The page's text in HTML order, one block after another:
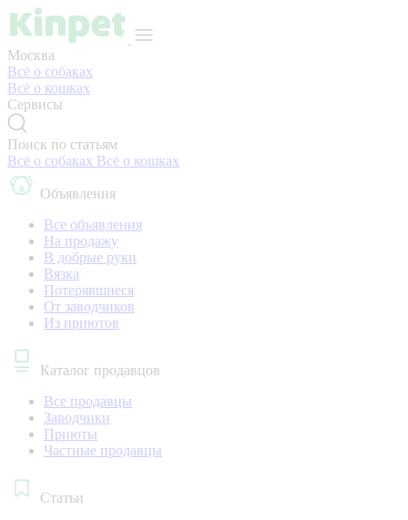
Москва
Всё о собаках
Всё о кошках
Сервисы
Поиск по статьям
Всё о собаках Всё о кошках
Объявления
Все объявления
На продажу
В добрые руки
Вязка
Потерявшиеся
От заводчиков
Из приютов
Каталог продавцов
Все продавцы
Заводчики
Приюты
Частные продавцы
Статьи